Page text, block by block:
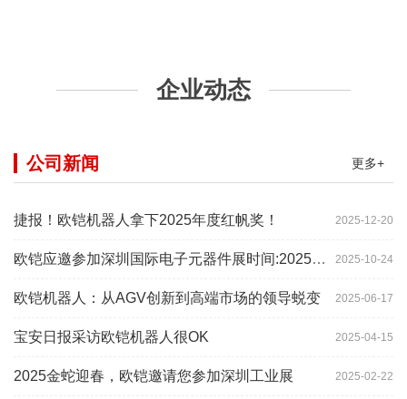
企业动态
更多+
公司新闻
2025-12-20
捷报！欧铠机器人拿下2025年度红帆奖！
2025-10-24
欧铠应邀参加深圳国际电子元器件展时间:2025年10月28-
2025-06-17
欧铠机器人：从AGV创新到高端市场的领导蜕变
2025-04-15
宝安日报采访欧铠机器人很OK
2025-02-22
2025金蛇迎春，欧铠邀请您参加深圳工业展